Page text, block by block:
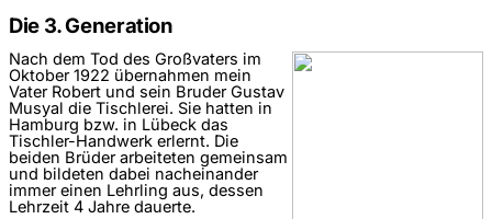
Die 3. Generation
Nach dem Tod des Großvaters im
Oktober 1922 übernahmen mein
Vater Robert und sein Bruder Gustav
Musyal die Tischlerei. Sie hatten in
Hamburg bzw. in Lübeck das
Tischler-Handwerk erlernt. Die
beiden Brüder arbeiteten gemeinsam
und bildeten dabei nacheinander
immer einen Lehrling aus, dessen
Lehrzeit 4 Jahre dauerte.